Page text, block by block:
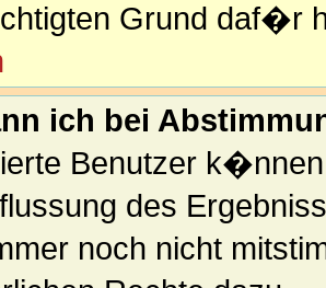
Grund daf�r
ich bei
Benutzer
des
noch nicht